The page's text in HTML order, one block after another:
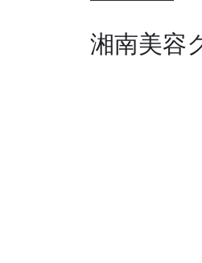
湘南美容